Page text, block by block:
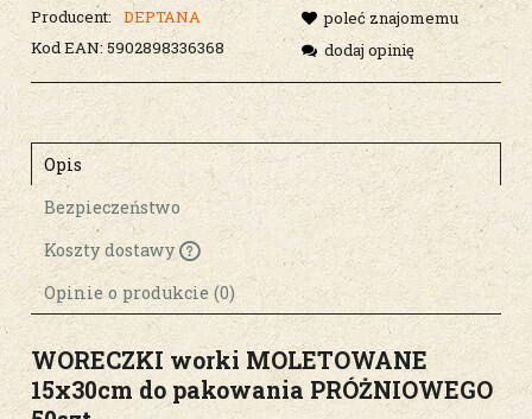
Producent:
DEPTANA
Kod EAN: 5902898336368
poleć znajomemu
dodaj opinię
Opis
Bezpieczeństwo
Koszty dostawy
Cena nie zawiera ewentualnych kosztów
płatności
Opinie o produkcie (0)
WORECZKI worki MOLETOWANE
15x30cm do pakowania PRÓŻNIOWEGO